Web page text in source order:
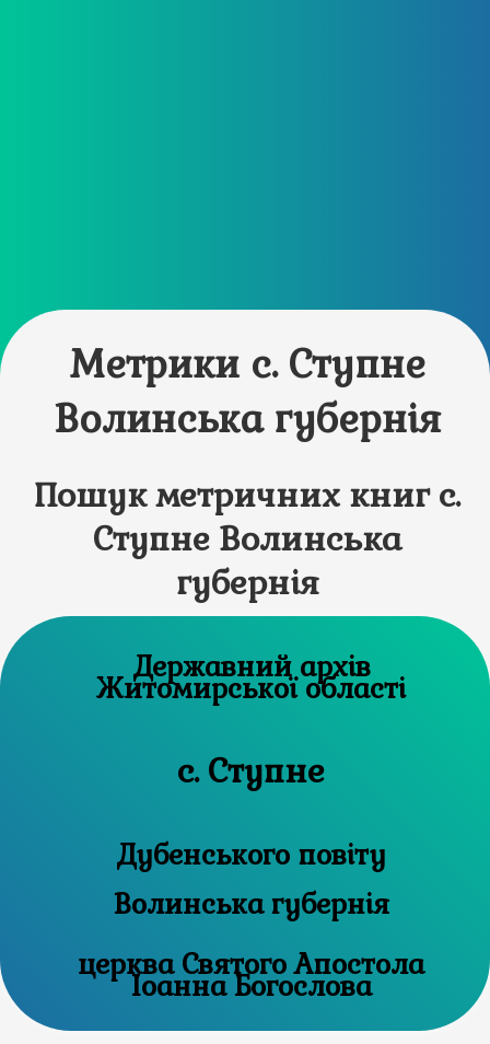
Метрики с. Ступне
Волинська губернія
Пошук метричних книг с.
Ступне Волинська
губернія
Державний архів
Житомирської області
с. Ступне
Дубенського повіту
Волинська губернія
церква Святого Апостола
Іоанна Богослова